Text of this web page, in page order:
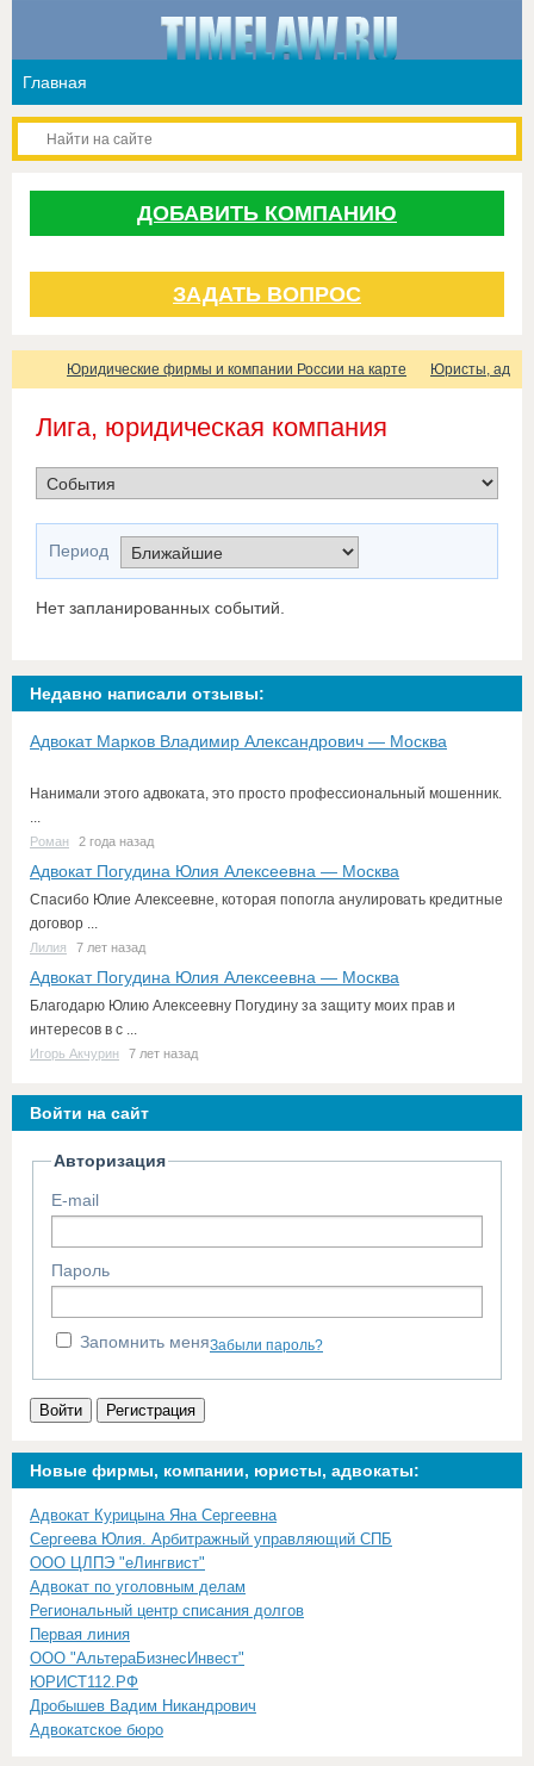
ДОБАВИТЬ КОМПАНИЮ
ЗАДАТЬ ВОПРОС
Юридические фирмы и компании России на карте Юристы,
Лига, юридическая компания
Период
Нет запланированных событий.
Недавно написали отзывы:
Адвокат Марков Владимир Александрович — Москва
Нанимали этого адвоката, это просто профессиональный мошенник.
...
Роман 2 года назад
Адвокат Погудина Юлия Алексеевна — Москва
Спасибо Юлие Алексеевне, которая попогла анулировать кредитные
договор ...
Лилия 7 лет назад
Адвокат Погудина Юлия Алексеевна — Москва
Благодарю Юлию Алексеевну Погудину за защиту моих прав и
интересов в с ...
Игорь Акчурин 7 лет назад
Войти на сайт
Авторизация
E-mail
Пароль
Запомнить меняЗабыли пароль?
Войти Регистрация
Новые фирмы, компании, юристы, адвокаты:
Адвокат Курицына Яна Сергеевна
Сергеева Юлия. Арбитражный управляющий СПБ
ООО ЦЛПЭ "еЛингвист"
Адвокат по уголовным делам
Региональный центр списания долгов
Первая линия
ООО "АльтераБизнесИнвест"
ЮРИСТ112.РФ
Дробышев Вадим Никандрович
Адвокатское бюро